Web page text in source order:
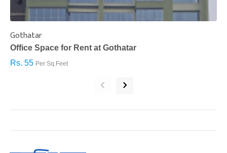
Gothatar
Office Space for Rent at Gothatar
Rs. 55 Per Sq.Feet
‹ ›